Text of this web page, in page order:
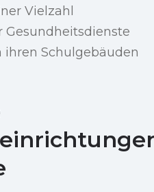
Vielzahl
Gesundheitsdienste
Schulgebäuden